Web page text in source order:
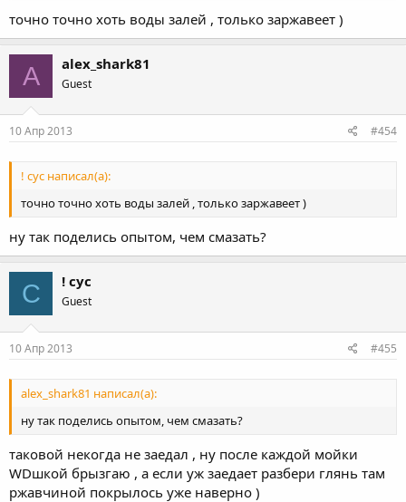
точно точно хоть воды залей , только заржавеет )
A alex_shark81
Guest
10 Апр 2013 #454
! сус написал(а):
точно точно хоть воды залей , только заржавеет )
ну так поделись опытом, чем смазать?
С ! сус
Guest
10 Апр 2013 #455
alex_shark81 написал(а):
ну так поделись опытом, чем смазать?
таковой некогда не заедал , ну после каждой мойки
WDшкой брызгаю , а если уж заедает разбери глянь там
ржавчиной покрылось уже наверно )